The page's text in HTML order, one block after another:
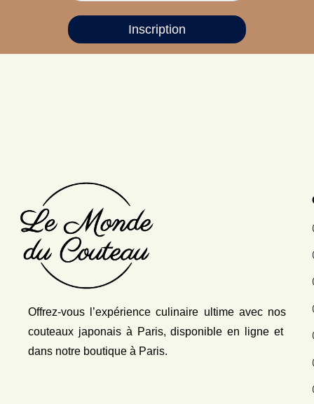
Inscription
Offrez-vous l’expérience culinaire ultime avec nos
couteaux japonais à Paris, disponible en ligne et
dans notre boutique à Paris.